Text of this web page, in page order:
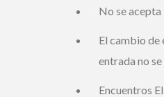
No se acepta
El cambio de
entrada no se
Encuentros